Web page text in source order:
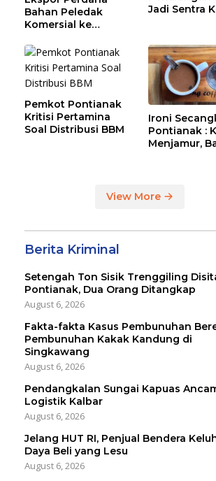
Bahan Peledak
Komersial ke
PLBN Entikong
Jadi Sentra
Pemkot Pontianak
Kritisi Pertamina
Soal Distribusi BBM
Ironi
Pontianak :
Menjamur,
View More
Berita Kriminal
Setengah Ton Sisik Trenggiling
Pontianak, Dua Orang Ditangkap
August 6, 2026
Fakta-fakta Kasus Pembunuhan
Pembunuhan Kakak Kandung di
Singkawang
August 6, 2026
Pendangkalan Sungai Kapuas
Logistik Kalbar
August 6, 2026
Jelang HUT RI, Penjual Bendera
Daya Beli yang Lesu
August 6, 2026